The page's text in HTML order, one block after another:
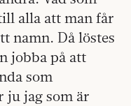
alla att man får
namn. Då löstes
jobba på att
som
ju jag som är